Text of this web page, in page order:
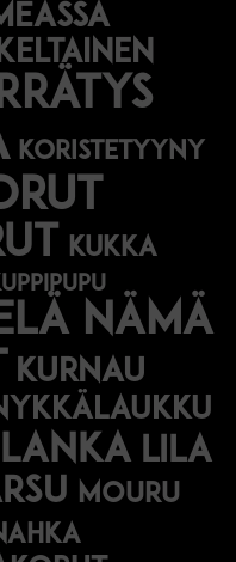
koristetyyny
kukka
nämä
kurnau
lanka lila
mouru